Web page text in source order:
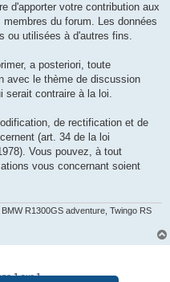
d'apporter votre contribution aux
du forum. Les données
ou utilisées à d'autres fins.
a posteriori, toute
avec le thème de discussion
serait contraire à la loi.
de rectification et de
(art. 34 de la loi
Vous pouvez, à tout
vous concernant soient
R1300GS adventure, Twingo RS
1sur1